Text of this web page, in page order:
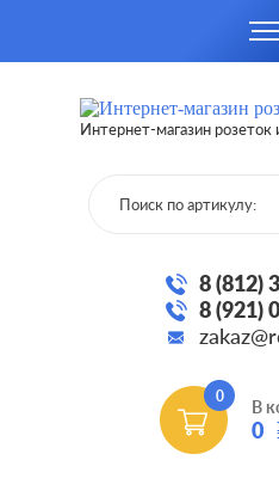
Интернет-магазин
8 (812)
8 (921)
0
В
0